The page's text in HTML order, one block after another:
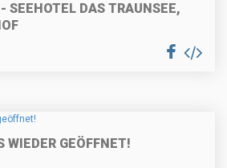
SEEHOTEL DAS TRAUNSEE,
WIEDER GEÖFFNET!